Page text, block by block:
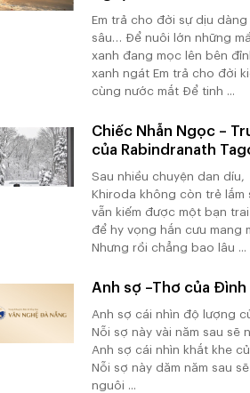
Em trả cho đời sự dịu dàng
sâu… Để nuôi lớn những
xanh đang mọc lên bên
xanh ngát Em trả cho đời
cùng nước mắt Để tinh ...
Chiếc Nhẫn Ngọc –
của Rabindranath
Sau nhiều chuyện dan díu,
Khiroda không còn trẻ lắm
vẫn kiếm được một bạn trai
để hy vọng hắn cưu mang
Nhưng rồi chẳng bao lâu ...
Anh sợ –Thơ của Đình
Anh sợ cái nhìn độ lượng
Nỗi sợ này vài năm sau sẽ
Anh sợ cái nhìn khắt khe
Nỗi sợ này dăm năm sau sẽ
nguôi ...